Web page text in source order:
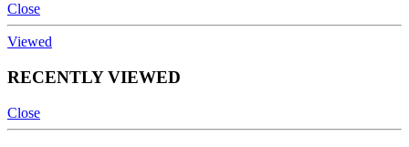
Close
Viewed
RECENTLY VIEWED
Close